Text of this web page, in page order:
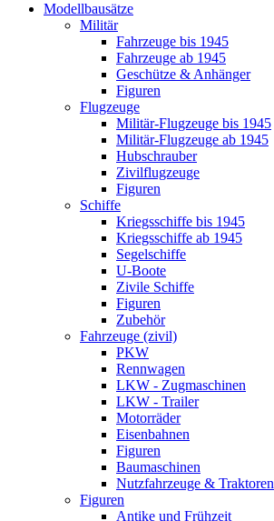
Modellbausätze
Militär
Fahrzeuge bis 1945
Fahrzeuge ab 1945
Geschütze & Anhänger
Figuren
Flugzeuge
Militär-Flugzeuge bis 1945
Militär-Flugzeuge ab 1945
Hubschrauber
Zivilflugzeuge
Figuren
Schiffe
Kriegsschiffe bis 1945
Kriegsschiffe ab 1945
Segelschiffe
U-Boote
Zivile Schiffe
Figuren
Zubehör
Fahrzeuge (zivil)
PKW
Rennwagen
LKW - Zugmaschinen
LKW - Trailer
Motorräder
Eisenbahnen
Figuren
Baumaschinen
Nutzfahrzeuge & Traktoren
Figuren
Antike und Frühzeit